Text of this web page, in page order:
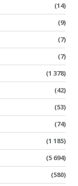
(14)
(9)
(7)
(7)
(1 378)
(42)
(53)
(74)
(1 185)
(5 694)
(580)